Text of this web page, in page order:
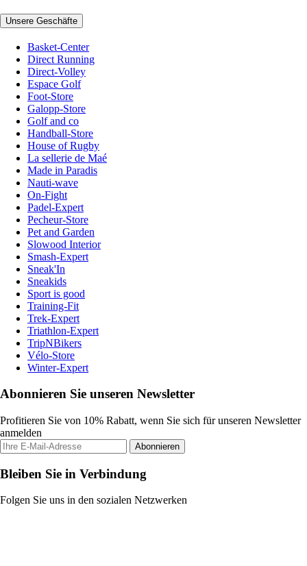
Unsere Geschäfte
Basket-Center
Direct Running
Direct-Volley
Espace Golf
Foot-Store
Galopp-Store
Golf and co
Handball-Store
House of Rugby
La sellerie de Maé
Made in Paradis
Nauti-wave
On-Fight
Padel-Expert
Pecheur-Store
Pet and Garden
Slowood Interior
Smash-Expert
Sneak'In
Sneakids
Sport is good
Training-Fit
Trek-Expert
Triathlon-Expert
TripNBikers
Vélo-Store
Winter-Expert
Abonnieren Sie unseren Newsletter
Profitieren Sie von 10% Rabatt, wenn Sie sich für unseren Newsletter
anmelden
Abonnieren
Bleiben Sie in Verbindung
Folgen Sie uns in den sozialen Netzwerken